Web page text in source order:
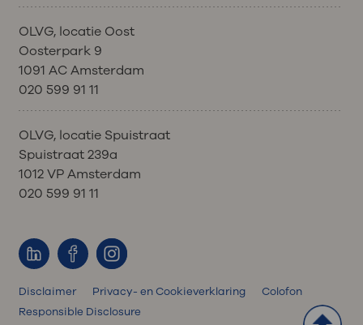
OLVG, locatie Oost
Oosterpark 9
1091 AC Amsterdam
020 599 91 11
OLVG, locatie Spuistraat
Spuistraat 239a
1012 VP Amsterdam
020 599 91 11
Disclaimer Privacy- en Cookieverklaring
Colofon
Responsible Disclosure